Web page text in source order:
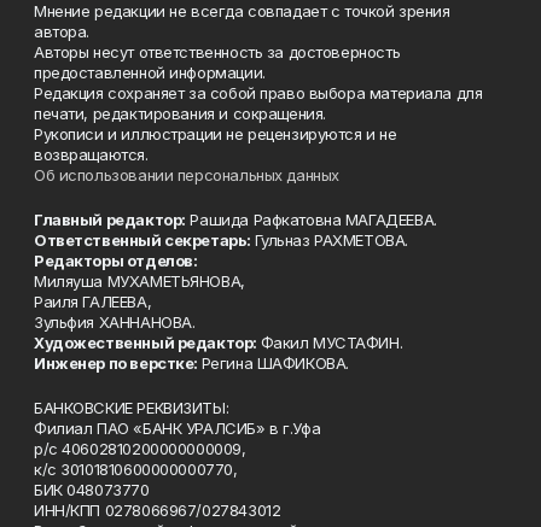
Мнение редакции не всегда совпадает с точкой зрения
автора.
Авторы несут ответственность за достоверность
предоставленной информации.
Редакция сохраняет за собой право выбора материала для
печати, редактирования и сокращения.
Рукописи и иллюстрации не рецензируются и не
возвращаются.
Об использовании персональных данных
Главный редактор: Рашида Рафкатовна МАГАДЕЕВА.
Ответственный секретарь: Гульназ РАХМЕТОВА.
Редакторы отделов:
Миляуша МУХАМЕТЬЯНОВА,
Раиля ГАЛЕЕВА,
Зульфия ХАННАНОВА.
Художественный редактор: Факил МУСТАФИН.
Инженер по верстке: Регина ШАФИКОВА.
БАНКОВСКИЕ РЕКВИЗИТЫ:
Филиал ПАО «БАНК УРАЛСИБ» в г.Уфа
р/с 40602810200000000009,
к/с 30101810600000000770,
БИК 048073770
ИНН/КПП 0278066967/027843012